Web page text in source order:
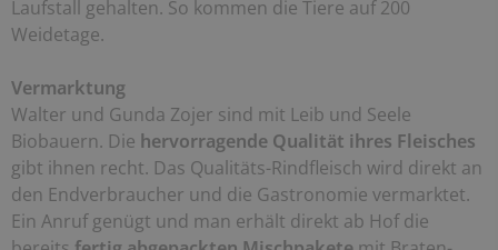
Laufstall gehalten. So kommen die Tiere auf 200
Weidetage.
Vermarktung
Walter und Gunda Zojer sind mit Leib und Seele
Biobauern. Die hervorragende Qualität ihres Fleisches
gibt ihnen recht. Das Qualitäts-Rindfleisch wird direkt an
den Endverbraucher und die Gastronomie vermarktet.
Ein Anruf genügt und man erhält direkt ab Hof die